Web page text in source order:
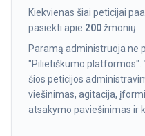
Kiekvienas šiai peticijai
pasiekti apie 200žmonių.
Paramą administruoja ne
"Pilietiškumo platformos".
šios peticijos
viešinimas, agitacija,
atsakymo paviešinimas ir